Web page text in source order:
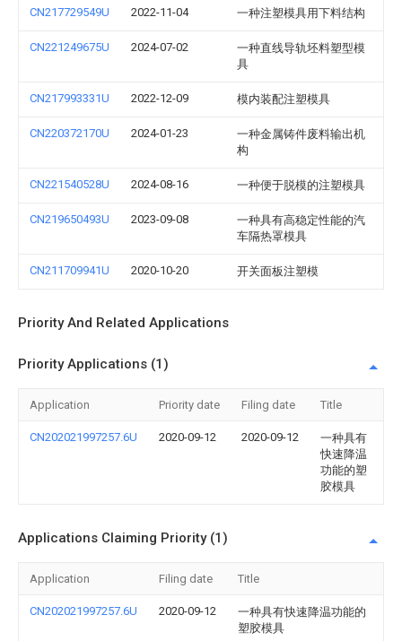
CN217729549U 2022-11-04 一种注塑模具用下料结构
CN221249675U 2024-07-02
一种直线导轨坯料塑型模
具
CN217993331U 2022-12-09 模内装配注塑模具
CN220372170U 2024-01-23
一种金属铸件废料输出机
构
CN221540528U 2024-08-16 一种便于脱模的注塑模具
CN219650493U 2023-09-08
一种具有高稳定性能的汽
车隔热罩模具
CN211709941U 2020-10-20 开关面板注塑模
Priority And Related Applications
Priority Applications (1)
Application Priority date Filing date Title
CN202021997257.6U 2020-09-12 2020-09-12
一种具有
快速降温
功能的塑
胶模具
Applications Claiming Priority (1)
Application Filing date Title
CN202021997257.6U 2020-09-12
一种具有快速降温功能的
塑胶模具